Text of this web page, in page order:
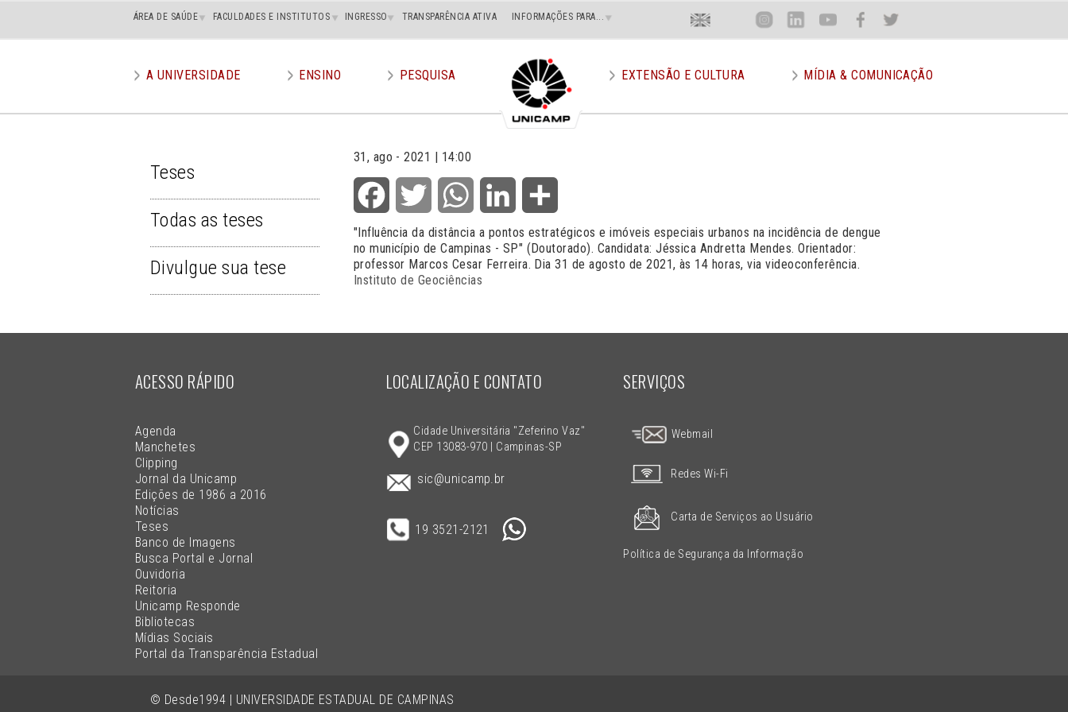
Main
superior
ÁREA DE SAÚDE FACULDADES E INSTITUTOS INGRESSO TRANSPARÊNCIA ATIVA INFORMAÇÕES PARA... Menu
Superior
Direito
En Inst Lin You Face Twit
menu
A UNIVERSIDADE ENSINO PESQUISA EXTENSÃO E CULTURA MÍDIA & COMUNICAÇÃO
TESES
Teses
Todas as teses
Divulgue sua tese
31, ago - 2021 | 14:00
Facebook Twitter WhatsApp LinkedIn
"Influência da distância a pontos estratégicos e imóveis especiais urbanos na incidência de dengue
no município de Campinas - SP" (Doutorado). Candidata: Jéssica Andretta Mendes. Orientador:
professor Marcos Cesar Ferreira. Dia 31 de agosto de 2021, às 14 horas, via videoconferência.
Instituto de Geociências
© Desde1994 | UNIVERSIDADE ESTADUAL DE CAMPINAS
ACESSO RÁPIDO
Agenda
Manchetes
Clipping
Jornal da Unicamp
Edições de 1986 a 2016
Notícias
Teses
Banco de Imagens
Busca Portal e Jornal
Ouvidoria
Reitoria
Unicamp Responde
Bibliotecas
Mídias Sociais
Portal da Transparência Estadual
LOCALIZAÇÃO E CONTATO
Cidade Universitária "Zeferino Vaz"
CEP 13083-970 | Campinas-SP
sic@unicamp.br
19 3521-2121
SERVIÇOS
Webmail
Redes Wi-Fi
Carta de Serviços ao Usuário
Política de Segurança da Informação